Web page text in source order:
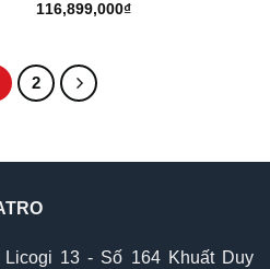
116,899,000₫
2
13 - Số 164 Khuất Duy